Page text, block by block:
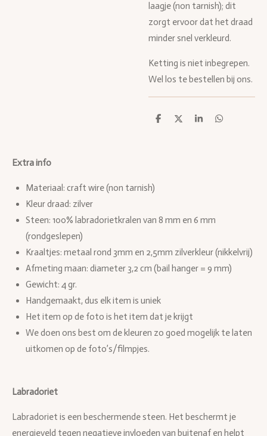
laagje (non tarnish); dit
zorgt ervoor dat het draad
minder snel verkleurd.
Ketting is niet inbegrepen.
Wel los te bestellen bij ons.
D
D
S
D
Extra info
Materiaal: craft wire (non tarnish)
Kleur draad: zilver
Steen: 100% labradorietkralen van 8 mm en 6 mm
(rondgeslepen)
Kraaltjes: metaal rond 3mm en 2,5mm zilverkleur (nikkelvrij)
Afmeting maan: diameter 3,2 cm (bail hanger = 9 mm)
Gewicht: 4 gr.
Handgemaakt, dus elk item is uniek
Het item op de foto is het item dat je krijgt
We doen ons best om de kleuren zo goed mogelijk te laten
uitkomen op de foto’s/filmpjes.
Labradoriet
Labradoriet is een beschermende steen. Het beschermt je
energieveld tegen negatieve invloeden van buitenaf en helpt